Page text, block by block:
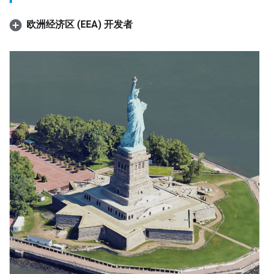
欧洲经济区 (EEA) 开发者